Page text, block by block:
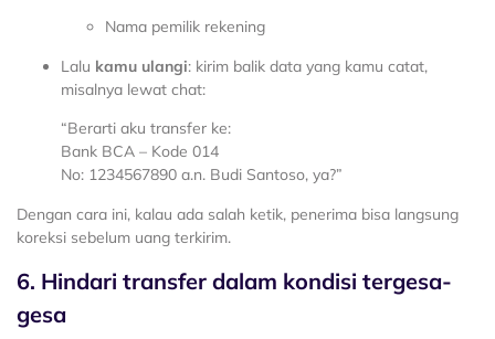
Nama pemilik rekening
Lalu kamu ulangi: kirim balik data yang kamu catat,
misalnya lewat chat:
“Berarti aku transfer ke:
Bank BCA – Kode 014
No: 1234567890 a.n. Budi Santoso, ya?”
Dengan cara ini, kalau ada salah ketik, penerima bisa langsung
koreksi sebelum uang terkirim.
6. Hindari transfer dalam kondisi tergesa-
gesa